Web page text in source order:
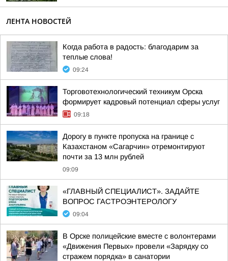
ЛЕНТА НОВОСТЕЙ
Когда работа в радость: благодарим за
теплые слова!
09:24
Торговотехнологический техникум Орска
формирует кадровый потенциал сферы услуг
09:18
Дорогу в пункте пропуска на границе с
Казахстаном «Сагарчин» отремонтируют
почти за 13 млн рублей
09:09
«ГЛАВНЫЙ СПЕЦИАЛИСТ». ЗАДАЙТЕ
ВОПРОС ГАСТРОЭНТЕРОЛОГУ
09:04
В Орске полицейские вместе с волонтерами
«Движения Первых» провели «Зарядку со
стражем порядка» в санатории